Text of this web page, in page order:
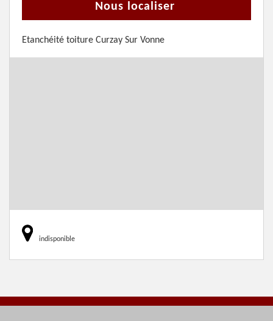
Nous localiser
Etanchéité toiture Curzay Sur Vonne
indisponible